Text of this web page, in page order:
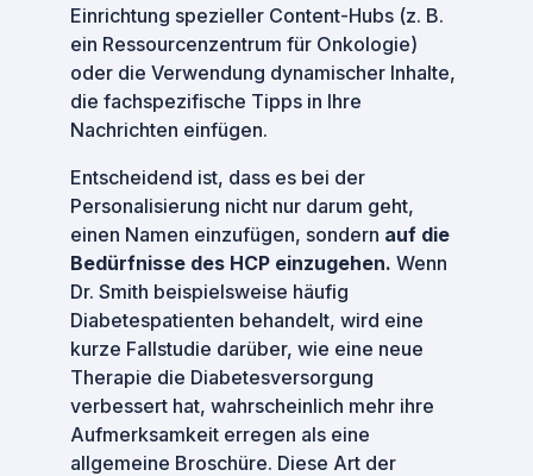
Einrichtung spezieller Content-Hubs (z. B.
ein Ressourcenzentrum für Onkologie)
oder die Verwendung dynamischer Inhalte,
die fachspezifische Tipps in Ihre
Nachrichten einfügen.
Entscheidend ist, dass es bei der
Personalisierung nicht nur darum geht,
einen Namen einzufügen, sondern auf die
Bedürfnisse des HCP einzugehen. Wenn
Dr. Smith beispielsweise häufig
Diabetespatienten behandelt, wird eine
kurze Fallstudie darüber, wie eine neue
Therapie die Diabetesversorgung
verbessert hat, wahrscheinlich mehr ihre
Aufmerksamkeit erregen als eine
allgemeine Broschüre. Diese Art der